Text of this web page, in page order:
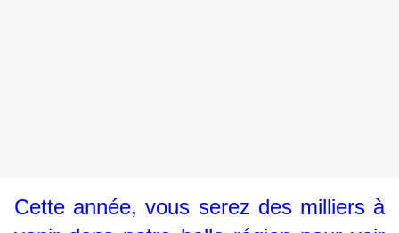
Cette année, vous serez des milliers à